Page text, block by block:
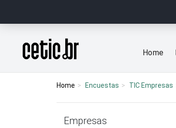
Página inicial
Home
Home Encuestas TIC Empresas
Empresas